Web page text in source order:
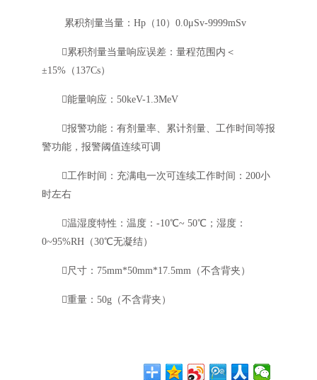
累积剂量当量：Hp（10）0.0μSv-9999mSv
累积剂量当量响应误差：量程范围内＜
±15%（137Cs）
能量响应：50keV-1.3MeV
报警功能：有剂量率、累计剂量、工作时间等报
警功能，报警阈值连续可调
工作时间：充满电一次可连续工作时间：200小
时左右
温湿度特性：温度：-10℃~ 50℃；湿度：
0~95%RH（30℃无凝结）
尺寸：75mm*50mm*17.5mm（不含背夹）
重量：50g（不含背夹）